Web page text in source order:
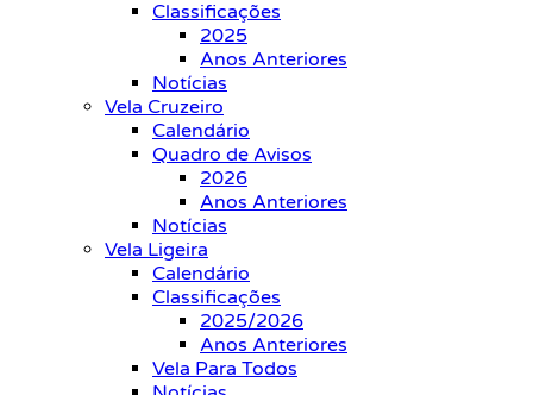
Classificações
2025
Anos Anteriores
Notícias
Vela Cruzeiro
Calendário
Quadro de Avisos
2026
Anos Anteriores
Notícias
Vela Ligeira
Calendário
Classificações
2025/2026
Anos Anteriores
Vela Para Todos